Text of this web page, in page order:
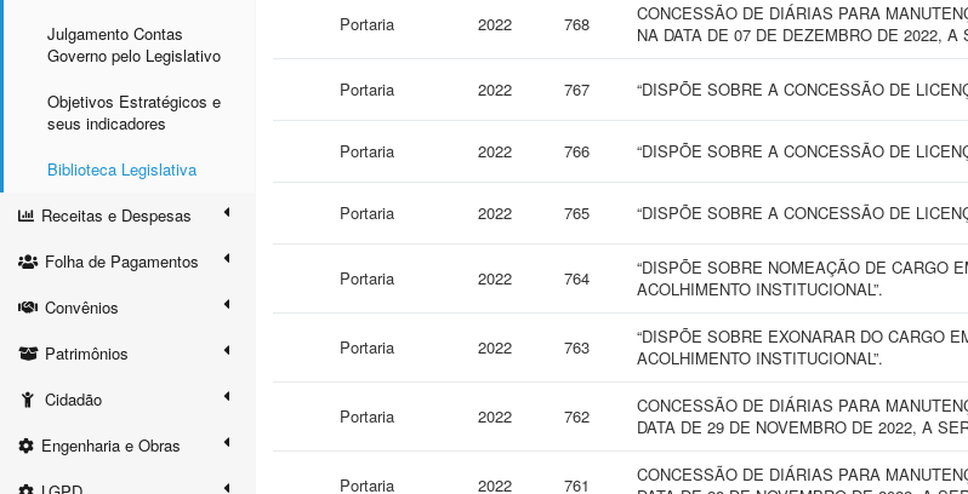
Julgamento Contas
Governo pelo Legislativo
Objetivos Estratégicos e
seus indicadores
Biblioteca Legislativa
Receitas e Despesas
Folha de Pagamentos
Convênios
Patrimônios
Cidadão
Engenharia e Obras
Portaria 2022 768
CONCESSÃO DE DIÁRIAS PARA
NA DATA DE 07 DE DEZEMBRO DE 2022,
Portaria 2022 767 “DISPÕE SOBRE A CONCESSÃO DE
Portaria 2022 766 “DISPÕE SOBRE A CONCESSÃO DE
Portaria 2022 765 “DISPÕE SOBRE A CONCESSÃO DE
Portaria 2022 764
“DISPÕE SOBRE NOMEAÇÃO DE CARGO
ACOLHIMENTO INSTITUCIONAL”.
Portaria 2022 763
“DISPÕE SOBRE EXONARAR DO CARGO
ACOLHIMENTO INSTITUCIONAL”.
Portaria 2022 762
CONCESSÃO DE DIÁRIAS PARA
DATA DE 29 DE NOVEMBRO DE 2022, A
Portaria 2022 761
CONCESSÃO DE DIÁRIAS PARA